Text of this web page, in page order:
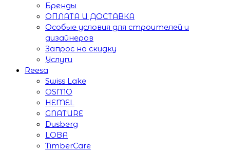
Бренды
ОПЛАТА И ДОСТАВКА
Особые условия для строителей и
дизайнеров
Запрос на скидку
Услуги
Reesa
Swiss Lake
OSMO
HEMEL
GNATURE
Dusberg
LOBA
TimberCare